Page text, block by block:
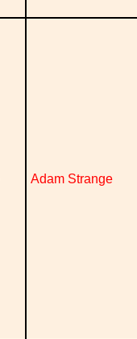
Adam Strange